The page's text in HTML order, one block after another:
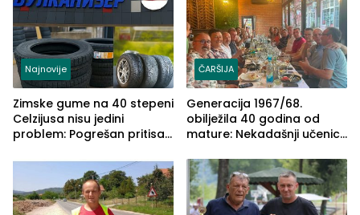
Najnovije
Zimske gume na 40 stepeni
Celzijusa nisu jedini
problem: Pogrešan pritisak
ČARŠIJA
Generacija 1967/68.
obilježila 40 godina od
mature: Nekadašnji učenici
(FOTO)